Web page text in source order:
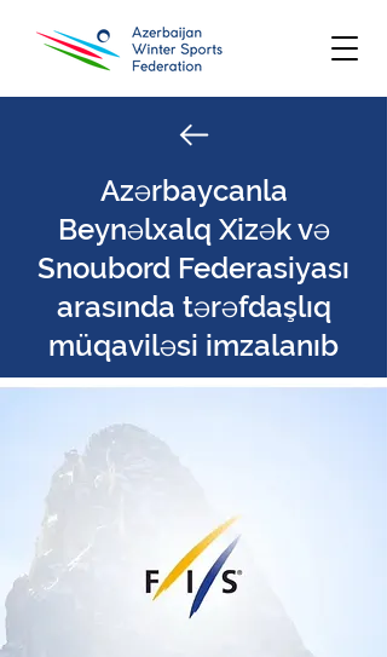
Azərbaycanla
Beynəlxalq Xizək və
Snoubord Federasiyası
arasında tərəfdaşlıq
müqaviləsi imzalanıb